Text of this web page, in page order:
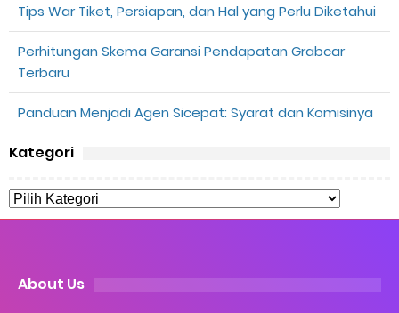
Tips War Tiket, Persiapan, dan Hal yang Perlu Diketahui
Perhitungan Skema Garansi Pendapatan Grabcar
Terbaru
Panduan Menjadi Agen Sicepat: Syarat dan Komisinya
Kategori
About Us